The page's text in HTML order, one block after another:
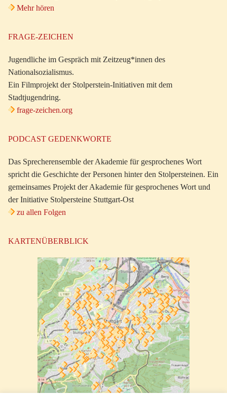
Mehr hören
FRAGE-ZEICHEN
Jugendliche im Gespräch mit Zeitzeug*innen des
Nationalsozialismus.
Ein Filmprojekt der Stolperstein-Initiativen mit dem
Stadtjugendring.
frage-zeichen.org
PODCAST GEDENKWORTE
Das Sprecherensemble der Akademie für gesprochenes Wort
spricht die Geschichte der Personen hinter den Stolpersteinen. Ein
gemeinsames Projekt der Akademie für gesprochenes Wort und
der Initiative Stolpersteine Stuttgart-Ost
zu allen Folgen
KARTENÜBERBLICK